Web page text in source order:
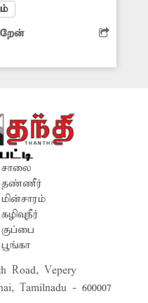
பகல்
மின்சார
மக்கள்
சாலை
தண்ணீர்
மின்சாரம்
கழிவுநீர்
குப்பை
பூங்கா
Road, Vepery
Tamilnadu - 600007